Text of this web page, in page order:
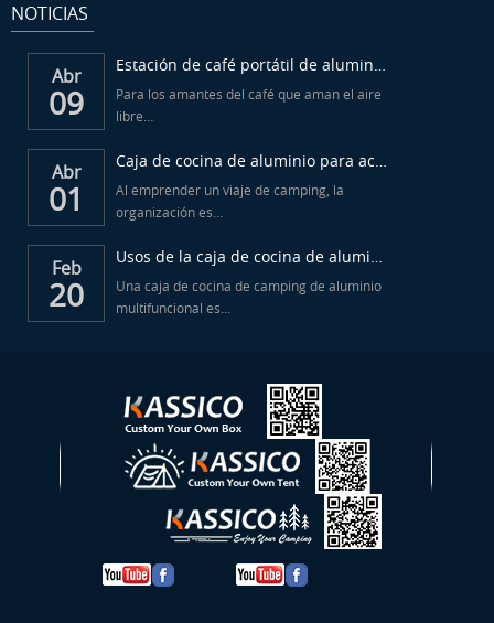
NOTICIAS
Abr
09
Estación de café portátil de aluminio para acampar
Para los amantes del café que aman el aire
libre…
Abr
01
Caja de cocina de aluminio para acampar al aire libre...
Al emprender un viaje de camping, la
organización es…
Feb
20
Usos de la caja de cocina de aluminio para camping...
Una caja de cocina de camping de aluminio
multifuncional es…